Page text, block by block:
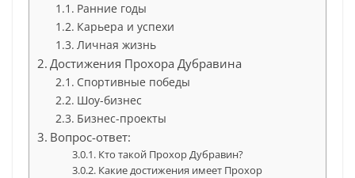
Ранние годы
Карьера и успехи
Личная жизнь
Достижения Прохора Дубравина
Спортивные победы
Шоу-бизнес
Бизнес-проекты
Вопрос-ответ:
Кто такой Прохор Дубравин?
Какие достижения имеет Прохор